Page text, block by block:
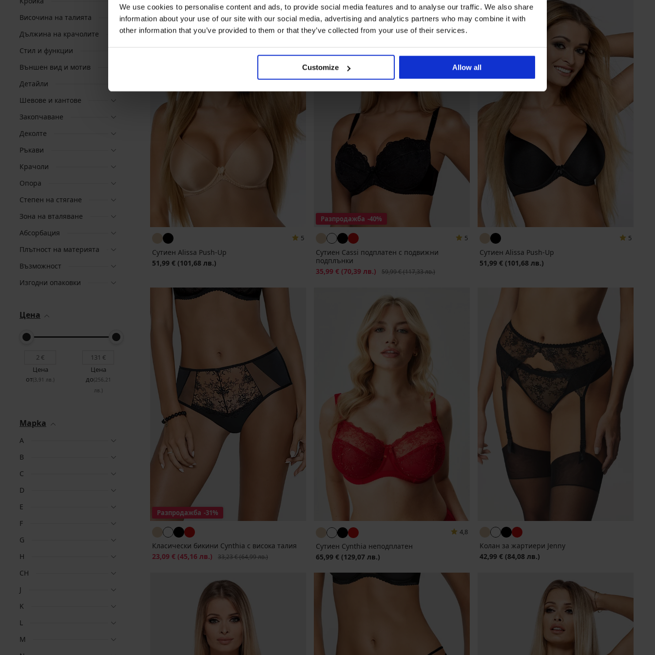
We use cookies to personalise content and ads, to provide social media features and to analyse our traffic. We also share
information about your use of our site with our social media, advertising and analytics partners who may combine it with
other information that you’ve provided to them or that they’ve collected from your use of their services.
Customize Allow all
Височина на талията
Дължина на крачолите
Стил и функции
Външен вид и мотив
Детайли
Шевове и кантове
Закопчаване
Деколте
Ръкави
Крачоли
Опора
Степен на стягане
Зона на вталяване
Абсорбация
Плътност на материята
Възможност
Изгодни опаковки
Цена
Цена
от(3,91 лв.)
Цена
до(256,21
лв.)
Mapka
A
B
C
D
E
F
G
H
CH
J
K
L
M
5
Сутиен Alissa Push-Up
51,99 € (101,68 лв.)
Разпродажба -40%
5
Сутиен Cassi подплатен с подвижни
подплънки
Намаление
35,99 € (70,39 лв.) Първоначална цена
59,99 €(117,33 лв.)
5
Сутиен Alissa Push-Up
51,99 € (101,68 лв.)
Разпродажба -31%
Класически бикини Cynthia с висока талия
Намаление
23,09 € (45,16 лв.) Първоначална цена
33,23 €(64,99 лв.)
4,8
Сутиен Cynthia неподплатен
65,99 € (129,07 лв.)
Колан за жартиери Jenny
42,99 € (84,08 лв.)